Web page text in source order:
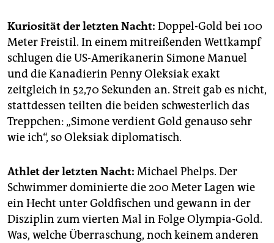
Kuriosität der letzten Nacht: Doppel-Gold bei 100
Meter Freistil. In einem mitreißenden Wettkampf
schlugen die US-Amerikanerin Simone Manuel
und die Kanadierin Penny Oleksiak exakt
zeitgleich in 52,70 Sekunden an. Streit gab es nicht,
stattdessen teilten die beiden schwesterlich das
Treppchen: „Simone verdient Gold genauso sehr
wie ich“, so Oleksiak diplomatisch.
Athlet der letzten Nacht: Michael Phelps. Der
Schwimmer dominierte die 200 Meter Lagen wie
ein Hecht unter Goldfischen und gewann in der
Disziplin zum vierten Mal in Folge Olympia-Gold.
Was, welche Überraschung, noch keinem anderen